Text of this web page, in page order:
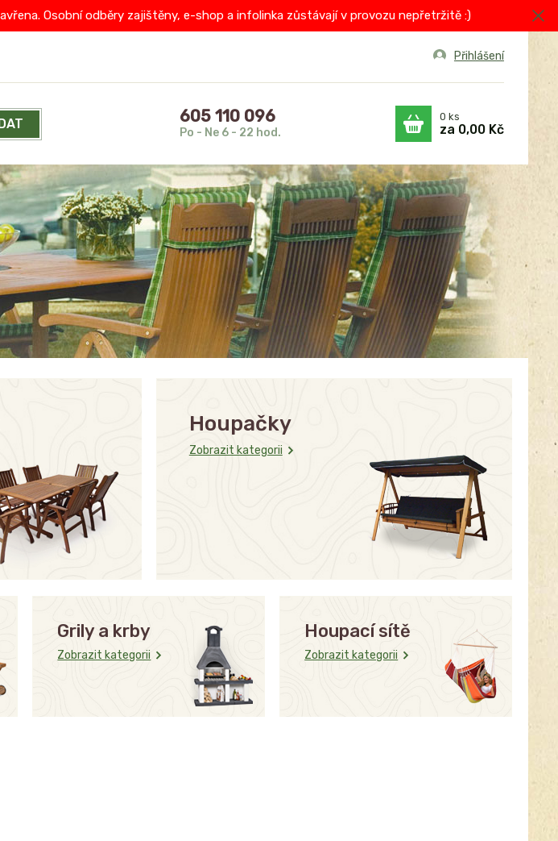
Osobní odběry zajištěny, e-shop a infolinka zůstávají v provozu nepřetržitě :)
Přihlášení
605 110 096
Po - Ne 6 - 22 hod.
0 ks
za 0,00 Kč
Houpačky
Zobrazit kategorii
Grily a krby
Zobrazit kategorii
Houpací sítě
Zobrazit kategorii